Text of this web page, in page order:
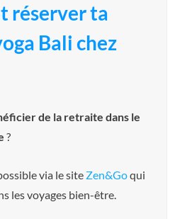
réserver ta
Bali chez
de la retraite dans le
?
via le site Zen&Goqui
les voyages bien-être.